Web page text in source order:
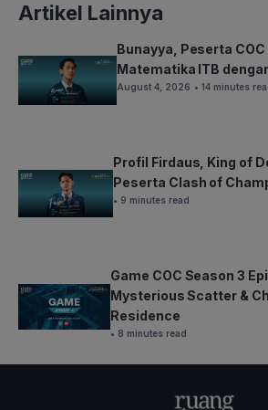
Artikel Lainnya
Bunayya, Peserta
Matematika ITB
August 4, 2026 • 14 minutes
Profil Firdaus, King of
Peserta Clash of
• 9 minutes read
Game COC Season 3
Mysterious Scatter &
Residence
• 8 minutes read